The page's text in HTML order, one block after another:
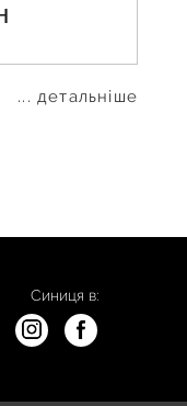
... детальніше
Синиця в: